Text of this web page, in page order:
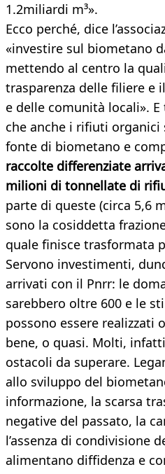
1.2miliardi m³».
Ecco perché, dice
«investire sul biometano
mettendo al centro la
trasparenza delle filiere e
e delle comunità locali».
che anche i rifiuti
fonte di biometano e
raccolte differenziate
milioni di tonnellate di
parte di queste (circa 5,6
sono la cosiddetta
quale finisce trasformata
Servono investimenti,
arrivati con il Pnrr: le
sarebbero oltre 600 e le
possono essere realizzati
bene, o quasi. Molti,
ostacoli da superare.
allo sviluppo del
informazione, la scarsa
negative del passato, la
l’assenza di condivisione
alimentano diffidenza e